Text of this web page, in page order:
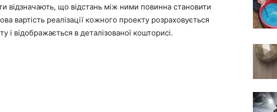
відзначають, що відстань між ними повинна становити
вартість реалізації кожного проекту розраховується
і відображається в деталізованої кошторисі.